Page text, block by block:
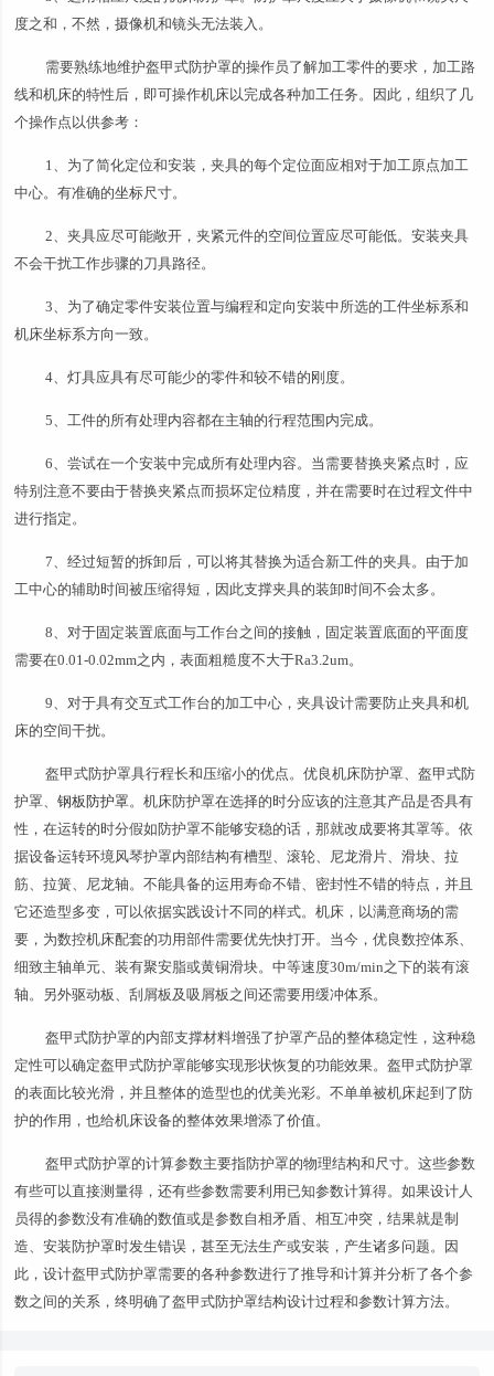
度之和，不然，摄像机和镜头无法装入。
需要熟练地维护盔甲式防护罩的操作员了解加工零件的要求，加工路
线和机床的特性后，即可操作机床以完成各种加工任务。因此，组织了几
个操作点以供参考：
1、为了简化定位和安装，夹具的每个定位面应相对于加工原点加工
中心。有准确的坐标尺寸。
2、夹具应尽可能敞开，夹紧元件的空间位置应尽可能低。安装夹具
不会干扰工作步骤的刀具路径。
3、为了确定零件安装位置与编程和定向安装中所选的工件坐标系和
机床坐标系方向一致。
4、灯具应具有尽可能少的零件和较不错的刚度。
5、工件的所有处理内容都在主轴的行程范围内完成。
6、尝试在一个安装中完成所有处理内容。当需要替换夹紧点时，应
特别注意不要由于替换夹紧点而损坏定位精度，并在需要时在过程文件中
进行指定。
7、经过短暂的拆卸后，可以将其替换为适合新工件的夹具。由于加
工中心的辅助时间被压缩得短，因此支撑夹具的装卸时间不会太多。
8、对于固定装置底面与工作台之间的接触，固定装置底面的平面度
需要在0.01-0.02mm之内，表面粗糙度不大于Ra3.2um。
9、对于具有交互式工作台的加工中心，夹具设计需要防止夹具和机
床的空间干扰。
盔甲式防护罩具行程长和压缩小的优点。优良机床防护罩、盔甲式防
护罩、钢板防护罩。机床防护罩在选择的时分应该的注意其产品是否具有
性，在运转的时分假如防护罩不能够安稳的话，那就改成要将其罩等。依
据设备运转环境风琴护罩内部结构有槽型、滚轮、尼龙滑片、滑块、拉
筋、拉簧、尼龙轴。不能具备的运用寿命不错、密封性不错的特点，并且
它还造型多变，可以依据实践设计不同的样式。机床，以满意商场的需
要，为数控机床配套的功用部件需要优先快打开。当今，优良数控体系、
细致主轴单元、装有聚安脂或黄铜滑块。中等速度30m/min之下的装有滚
轴。另外驱动板、刮屑板及吸屑板之间还需要用缓冲体系。
盔甲式防护罩的内部支撑材料增强了护罩产品的整体稳定性，这种稳
定性可以确定盔甲式防护罩能够实现形状恢复的功能效果。盔甲式防护罩
的表面比较光滑，并且整体的造型也的优美光彩。不单单被机床起到了防
护的作用，也给机床设备的整体效果增添了价值。
盔甲式防护罩的计算参数主要指防护罩的物理结构和尺寸。这些参数
有些可以直接测量得，还有些参数需要利用已知参数计算得。如果设计人
员得的参数没有准确的数值或是参数自相矛盾、相互冲突，结果就是制
造、安装防护罩时发生错误，甚至无法生产或安装，产生诸多问题。因
此，设计盔甲式防护罩需要的各种参数进行了推导和计算并分析了各个参
数之间的关系，终明确了盔甲式防护罩结构设计过程和参数计算方法。